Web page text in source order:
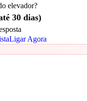
elevador?
30 dias)
Ligar Agora